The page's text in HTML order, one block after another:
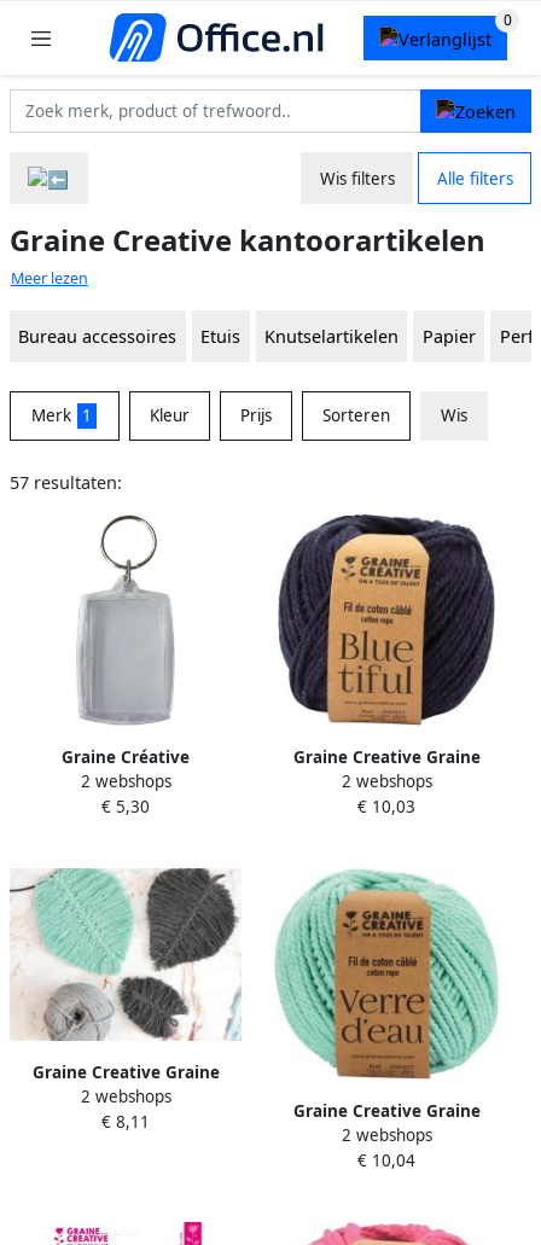
Wis filters Alle filters
Graine Creative kantoorartikelen
Meer lezen
Bureau accessoires Etuis Knutselartikelen Papier
Merk 1 Kleur Prijs Sorteren Wis
57 resultaten:
Graine Créative
Sleutelhanger ft 5 x 4 cm
pak van 6 stuks
2 webshops
€ 5,30
Graine Creative Graine
CrÃ©ative MacramÃ© touw
ft 2 5 mm x 80 m indigo
2 webshops
€ 10,03
Graine Creative Graine
CrÃ©ative MacramÃ© touw
ft 2 5 mm x 80 m
2 webshops
€ 8,11
Graine Creative Graine
CrÃ©ative MacramÃ© touw
ft 2 5 mm x 80 m
2 webshops
€ 10,04